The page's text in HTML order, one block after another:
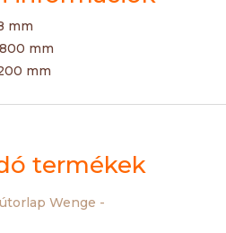
mm
mm
mm
termékek